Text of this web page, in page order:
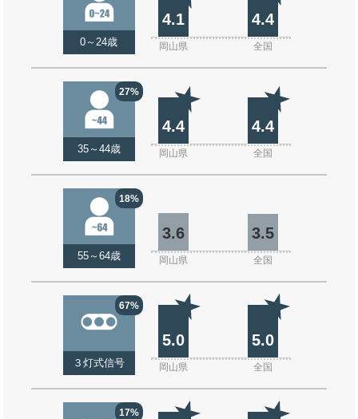
0～24歳
4.1 4.4
岡山県 全国
27%
35～44歳
4.4 4.4
岡山県 全国
18%
55～64歳
3.6 3.5
岡山県 全国
67%
３灯式信号
5.0 5.0
岡山県 全国
17%